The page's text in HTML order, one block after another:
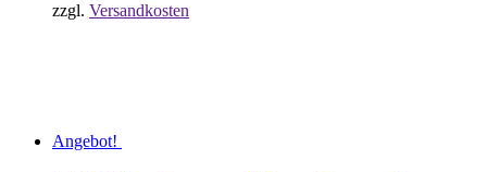
zzgl. Versandkosten
Angebot!